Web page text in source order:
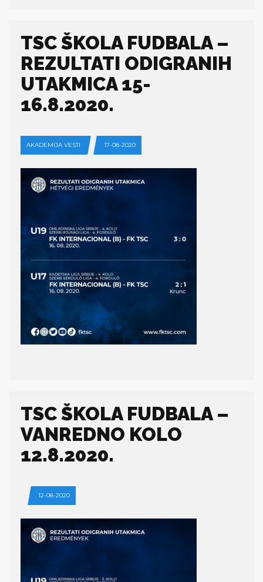
TSC ŠKOLA FUDBALA –
REZULTATI ODIGRANIH
UTAKMICA 15-
16.8.2020.
AKADEMIJA VESTI 17-08-2020
TSC ŠKOLA FUDBALA –
VANREDNO KOLO
12.8.2020.
12-08-2020